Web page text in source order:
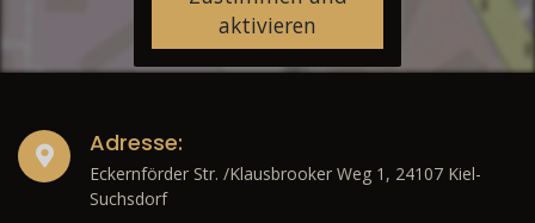
aktivieren
Adresse:
Eckernförder Str. /Klausbrooker Weg 1, 24107 Kiel-
Suchsdorf